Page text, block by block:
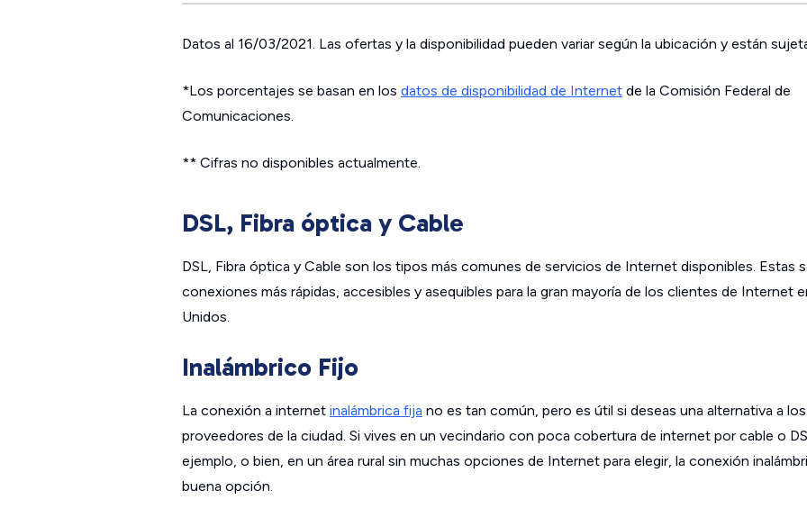
Datos al 16/03/2021. Las ofertas y la disponibilidad pueden variar según la ubicación y están
*Los porcentajes se basan en los datos de disponibilidad de Internet de la Comisión Federal de
Comunicaciones.
** Cifras no disponibles actualmente.
DSL, Fibra óptica y Cable
DSL, Fibra óptica y Cable son los tipos más comunes de servicios de Internet disponibles. Estas
conexiones más rápidas, accesibles y asequibles para la gran mayoría de los clientes de Internet
Unidos.
Inalámbrico Fijo
La conexión a internet inalámbrica fija no es tan común, pero es útil si deseas una alternativa a
proveedores de la ciudad. Si vives en un vecindario con poca cobertura de internet por cable o
ejemplo, o bien, en un área rural sin muchas opciones de Internet para elegir, la conexión
buena opción.